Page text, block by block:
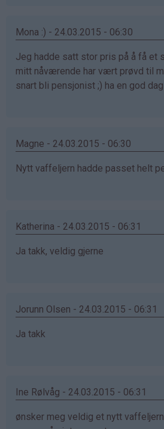
Mona :) - 24.03.2015 - 06:30
Jeg hadde satt stor pris på å få et
mitt nåværende har vært prøvd til
snart bli pensjonist ;) ha en god
Magne - 24.03.2015 - 06:30
Nytt vaffeljern hadde passet helt
Katherina - 24.03.2015 - 06:31
Ja takk, veldig gjerne
Jorunn Olsen - 24.03.2015 - 06:31
Ja takk
Ine Rølvåg - 24.03.2015 - 06:31
ønsker meg veldig et nytt